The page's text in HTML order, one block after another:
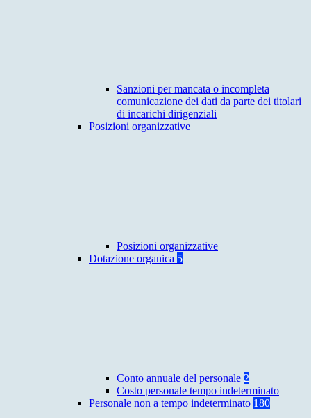
Sanzioni per mancata o incompleta
comunicazione dei dati da parte dei titolari
di incarichi dirigenziali
Posizioni organizzative
Posizioni organizzative
Dotazione organica 5
Conto annuale del personale 2
Costo personale tempo indeterminato
Personale non a tempo indeterminato 180